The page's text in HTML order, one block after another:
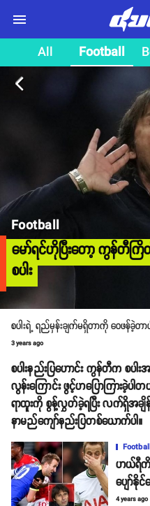
All Football
arrow_back_ios
Football
မော်ရင်ဟိုပြီးတော့ ကွန်တီက
စပါး
စပါးရဲ့ ‌ရည်မှန်းချက်မရှိတာကို ဝေဖန်ခဲ့တာ
3 years ago
စပါးနည်းပြဟောင်း ကွန်တီက စပါး
လွန်း‌ကြောင်း ဖွင့်ဟပြောကြားခဲ့ပ
ရာထူးကို စွန့်လွှတ်ခဲ့ရပြီး လက်ရှိအ
နာမည်ကျော်နည်းပြတစ်ယောက်ပါ။
ဟယ်ရီကိ
ပျော်
4 years ago